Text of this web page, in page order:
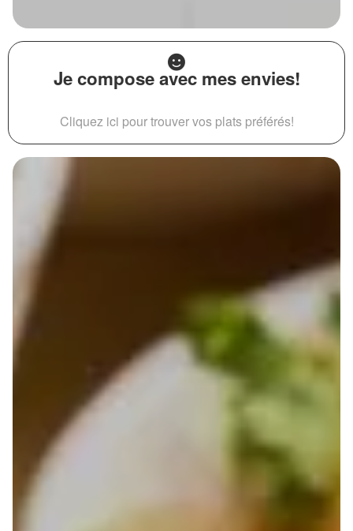
Je compose avec mes envies!
Cliquez ici pour trouver vos plats préférés!